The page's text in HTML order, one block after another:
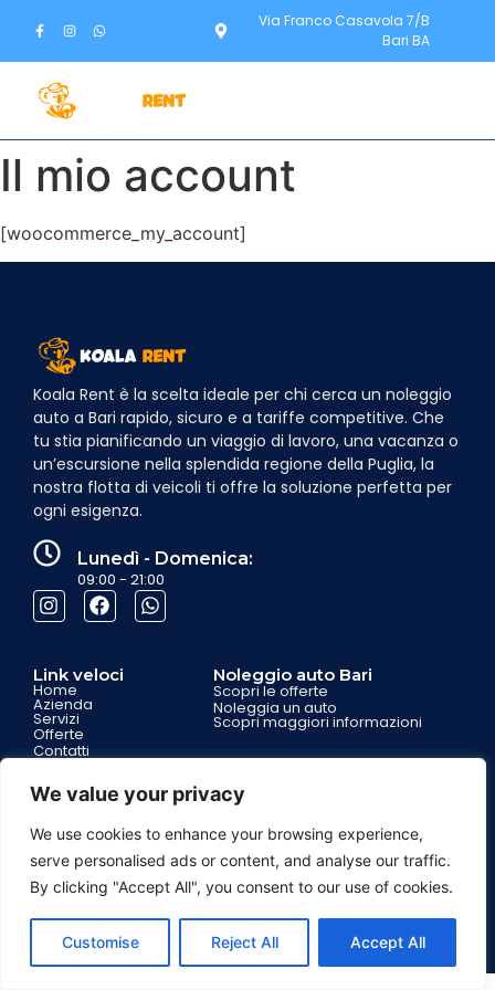
We value your privacy
We use cookies to enhance your browsing experience,
serve personalised ads or content, and analyse our traffic.
By clicking "Accept All", you consent to our use of cookies.
Customise Reject All Accept All
Via Franco Casavola 7/B
Bari BA
Il mio account
[woocommerce_my_account]
Koala Rent è la scelta ideale per chi cerca un noleggio
auto a Bari rapido, sicuro e a tariffe competitive. Che
tu stia pianificando un viaggio di lavoro, una vacanza o
un’escursione nella splendida regione della Puglia, la
nostra flotta di veicoli ti offre la soluzione perfetta per
ogni esigenza.
Lunedì - Domenica:
09:00 - 21:00
Link veloci
Home
Azienda
Servizi
Offerte
Contatti
Noleggio auto Bari
Scopri le offerte
Noleggia un auto
Scopri maggiori informazioni
Garanzie per i clienti
Assistenza 7 giorni su 7
Assistenza stradale
Privacy Policy
Cookie Pollicy
Contattaci su Whatsapp
© 2025 Realizzato daSodano Consulting